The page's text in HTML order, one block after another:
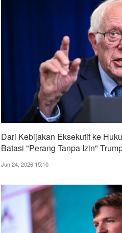
Dari Kebijakan Eksekutif ke
Batasi "Perang Tanpa Izin"
Jun 24, 2026 15:10